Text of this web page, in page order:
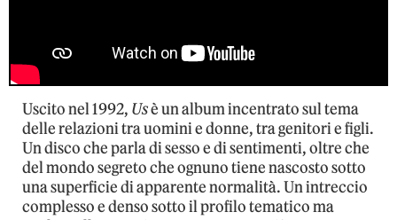
Uscito nel 1992, Usè un album incentrato sul tema
delle relazioni tra uomini e donne, tra genitori e figli.
Un disco che parla di sesso e di sentimenti, oltre che
del mondo segreto che ognuno tiene nascosto sotto
una superficie di apparente normalità. Un intreccio
complesso e denso sotto il profilo tematico ma